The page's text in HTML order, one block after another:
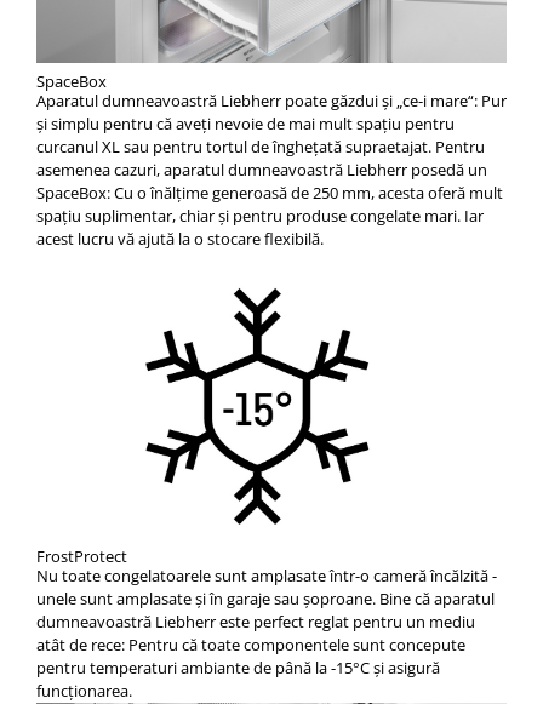
SpaceBox
Aparatul dumneavoastră Liebherr poate găzdui şi „ce-i mare“: Pur
şi simplu pentru că aveţi nevoie de mai mult spaţiu pentru
curcanul XL sau pentru tortul de îngheţată supraetajat. Pentru
asemenea cazuri, aparatul dumneavoastră Liebherr posedă un
SpaceBox: Cu o înălţime generoasă de 250 mm, acesta oferă mult
spaţiu suplimentar, chiar şi pentru produse congelate mari. Iar
acest lucru vă ajută la o stocare flexibilă.
FrostProtect
Nu toate congelatoarele sunt amplasate într-o cameră încălzită -
unele sunt amplasate şi în garaje sau şoproane. Bine că aparatul
dumneavoastră Liebherr este perfect reglat pentru un mediu
atât de rece: Pentru că toate componentele sunt concepute
pentru temperaturi ambiante de până la -15°C şi asigură
funcţionarea.